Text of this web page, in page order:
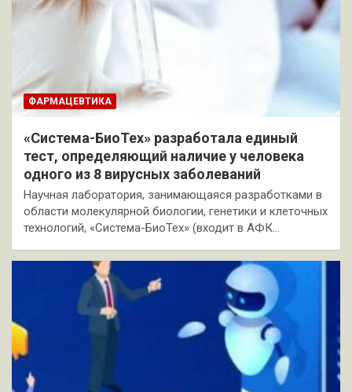
ФАРМАЦЕВТИКА
«Система-БиоТех» разработала единый
тест, определяющий наличие у человека
одного из 8 вирусных заболеваний
Научная лаборатория, занимающаяся разработками в
области молекулярной биологии, генетики и клеточных
технологий, «Система-БиоТех» (входит в АФК…